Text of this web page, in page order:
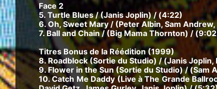
Face 2
5. Turtle Blues / (Janis Joplin) / (4:22)
6. Oh, Sweet Mary / (Peter Albin, Sam
7. Ball and Chain / (Big Mama Thornton) /
Titres Bonus de la Réédition (1999)
8. Roadblock (Sortie du Studio) / (Janis
9. Flower in the Sun (Sortie du Studio) / (Sam
10. Catch Me Daddy (Live à The Grande